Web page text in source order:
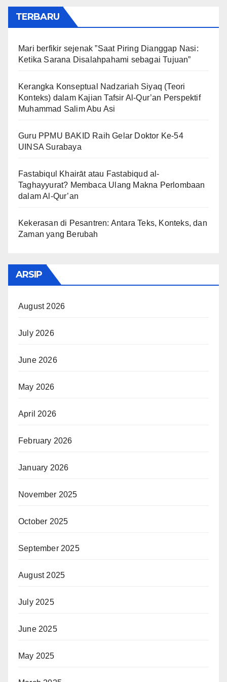
TERBARU
Mari berfikir sejenak ”Saat Piring Dianggap Nasi:
Ketika Sarana Disalahpahami sebagai Tujuan”
Kerangka Konseptual Nadzariah Siyaq (Teori
Konteks) dalam Kajian Tafsir Al-Qur’an Perspektif
Muhammad Salim Abu Asi
Guru PPMU BAKID Raih Gelar Doktor Ke-54
UINSA Surabaya
Fastabiqul Khairāt atau Fastabiqud al-
Taghayyurat? Membaca Ulang Makna Perlombaan
dalam Al-Qur’an
Kekerasan di Pesantren: Antara Teks, Konteks, dan
Zaman yang Berubah
ARSIP
August 2026
July 2026
June 2026
May 2026
April 2026
February 2026
January 2026
November 2025
October 2025
September 2025
August 2025
July 2025
June 2025
May 2025